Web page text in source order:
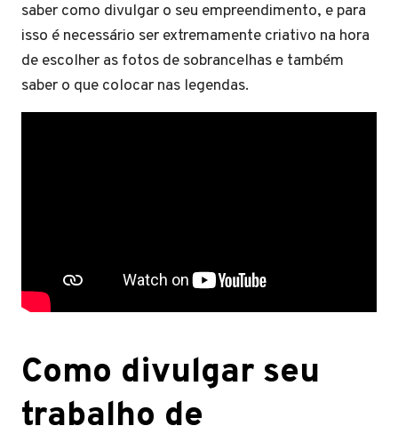
saber como divulgar o seu empreendimento, e para
isso é necessário ser extremamente criativo na hora
de escolher as fotos de sobrancelhas e também
saber o que colocar nas legendas.
Como divulgar seu
trabalho de